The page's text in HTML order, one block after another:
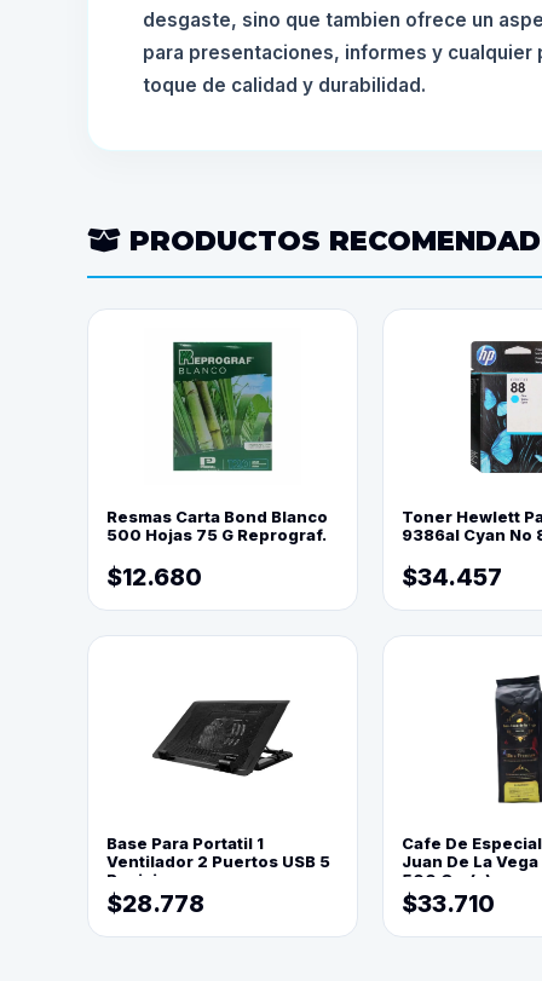
desgaste, sino que tambien ofrece un
para presentaciones, informes y cualquier
toque de calidad y durabilidad.
PRODUCTOS
Resmas Carta Bond Blanco
500 Hojas 75 G Reprograf.
$12.680
Toner Hewlett
9386al Cyan No
$34.457
Base Para Portatil 1
Ventilador 2 Puertos USB 5
Posiciones
$28.778
Cafe De
Juan De La
500 Grs(=)
$33.710